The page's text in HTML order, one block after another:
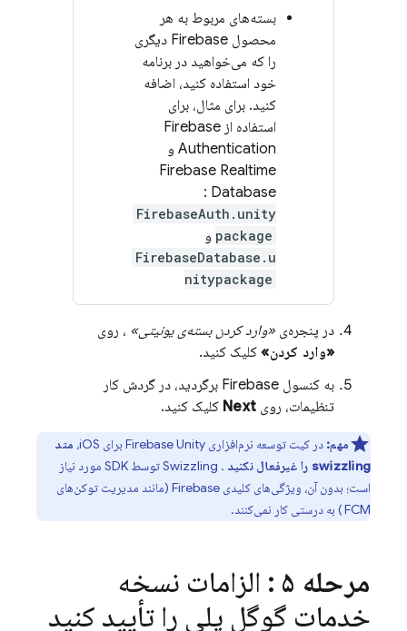
بسته‌های مربوط به هر
محصول Firebase دیگری
را که می‌خواهید در برنامه
خود استفاده کنید، اضافه
کنید. برای مثال، برای
استفاده از Firebase
Authentication و
Firebase Realtime
Database
:
FirebaseAuth.unity
package و
FirebaseDatabase.u
nitypackage
در پنجره‌ی «وارد کردن بسته‌ی یونیتی» ، روی
«وارد کردن»کلیک کنید.
به کنسول Firebase برگردید، در گردش کار
تنظیمات، روی Next کلیک کنید.
مهم: در کیت توسعه نرم‌افزاری FirebaseUnity برای iOS،
متد
swizzling را غیرفعال نکنید
. Swizzling توسط SDK مورد نیاز
است؛ بدون آن، ویژگی‌های کلیدی Firebase (مانند مدیریت توکن‌های
FCM) به درستی کار نمی‌کنند.
مرحله ۵
: الزامات نسخه
خدمات گوگل پلی را تأیید کنید